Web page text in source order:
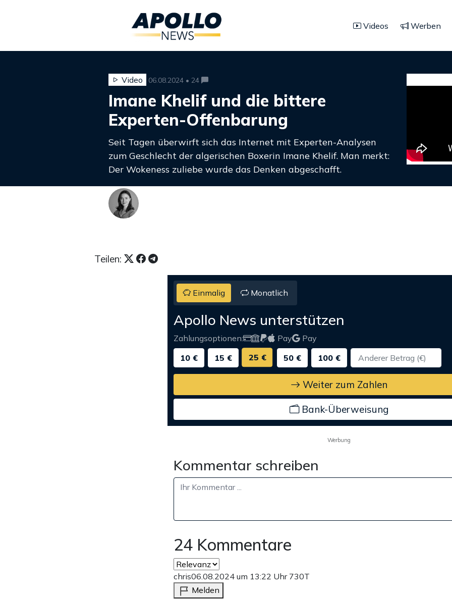
Videos Werben
Video 06.08.2024 • 24
Imane Khelif und die bittere
Experten-Offenbarung
Seit Tagen überwirft sich das Internet mit Experten-Analysen
zum Geschlecht der algerischen Boxerin Imane Khelif. Man merkt:
Der Wokeness zuliebe wurde das Denken abgeschafft.
Teilen:
Einmalig Monatlich
Apollo News unterstützen
Zahlungsoptionen: Pay
Pay
10 €
15 € 25 € 50 € 100 €
Weiter zum Zahlen
Bank-Überweisung
Werbung
Kommentar schreiben
24 Kommentare
chris06.08.2024 um 13:22 Uhr 730T
Melden